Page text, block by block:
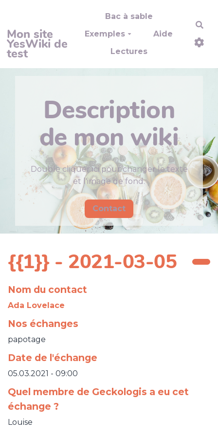
Aller au contenu principal
Mon site
YesWiki de
test
Bac à sable
Exemples
Aide
Lectures
Description
de mon wiki
Double cliquer ici pour changer le texte
et l'image de fond.
Contact
{{1}} - 2021-03-05
Nom du contact
Ada Lovelace
Nos échanges
papotage
Date de l'échange
05.03.2021 - 09:00
Quel membre de Geckologis a eu cet
échange ?
Louise